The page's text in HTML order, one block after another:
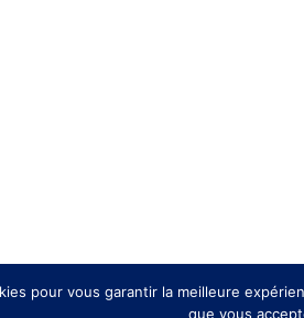
pour vous garantir la meilleure
que vous